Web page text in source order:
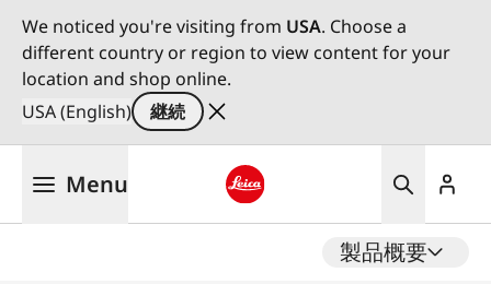
We noticed you're visiting from USA. Choose a
different country or region to view content for your
location and shop online.
USA (English)
継続
Menu
製品概要